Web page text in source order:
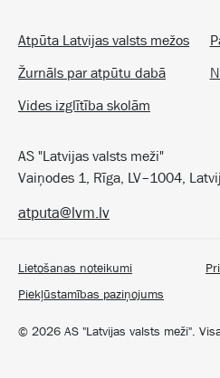
Atpūta Latvijas valsts mežos
Žurnāls par atpūtu dabā
Vides izglītība skolām
AS "Latvijas valsts meži"
Vaiņodes 1, Rīga, LV–1004,
© 2026 AS "Latvijas valsts meži".
Lietošanas noteikumi
Piekļūstamības paziņojums
atputa@lvm.lv